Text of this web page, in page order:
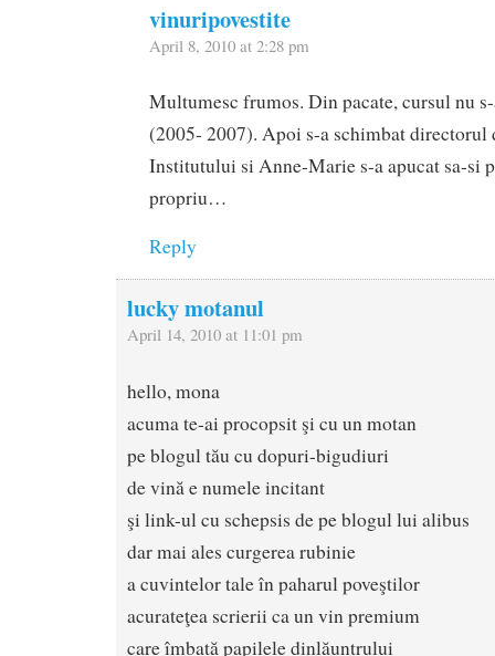
vinuripovestite
April 8, 2010 at 2:28 pm
Multumesc frumos. Din pacate, cursul nu
(2005- 2007). Apoi s-a schimbat directorul
Institutului si Anne-Marie s-a apucat sa-si
propriu…
Reply
lucky motanul
April 14, 2010 at 11:01 pm
hello, mona
acuma te-ai procopsit şi cu un motan
pe blogul tău cu dopuri-bigudiuri
de vină e numele incitant
şi link-ul cu schepsis de pe blogul lui alibus
dar mai ales curgerea rubinie
a cuvintelor tale în paharul poveştilor
acurateţea scrierii ca un vin premium
care îmbată papilele dinlăuntrului